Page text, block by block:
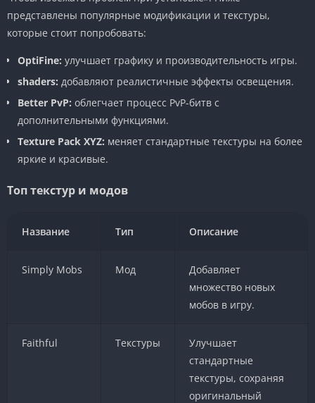
представлены популярные модификации и текстуры,
которые стоит попробовать:
OptiFine: улучшает графику и производительность игры.
shaders: добавляют реалистичные эффекты освещения.
Better PvP: облегчает процесс PvP-битв с
дополнительными функциями.
Texture Pack XYZ: меняет стандартные текстуры на более
яркие и красивые.
Топ текстур и модов
Название Тип Описание
Simply Mobs Мод
Добавляет
множество новых
мобов в игру.
Faithful Текстуры
Улучшает
стандартные
текстуры, сохраняя
оригинальный